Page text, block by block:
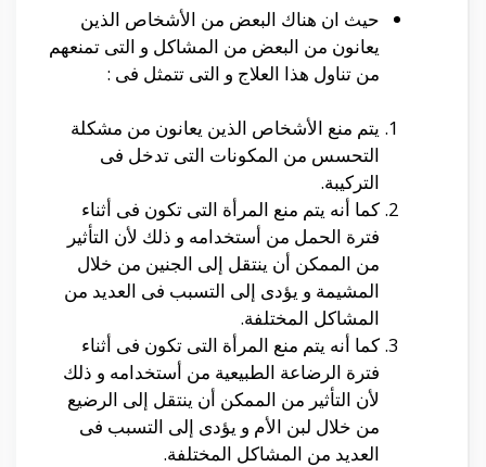
حيث ان هناك البعض من الأشخاص الذين
يعانون من البعض من المشاكل و التى تمنعهم
من تناول هذا العلاج و التى تتمثل فى :
يتم منع الأشخاص الذين يعانون من مشكلة
التحسس من المكونات التى تدخل فى
التركيبة.
كما أنه يتم منع المرأة التى تكون فى أثناء
فترة الحمل من أستخدامه و ذلك لأن التأثير
من الممكن أن ينتقل إلى الجنين من خلال
المشيمة و يؤدى إلى التسبب فى العديد من
المشاكل المختلفة.
كما أنه يتم منع المرأة التى تكون فى أثناء
فترة الرضاعة الطبيعية من أستخدامه و ذلك
لأن التأثير من الممكن أن ينتقل إلى الرضيع
من خلال لبن الأم و يؤدى إلى التسبب فى
العديد من المشاكل المختلفة.